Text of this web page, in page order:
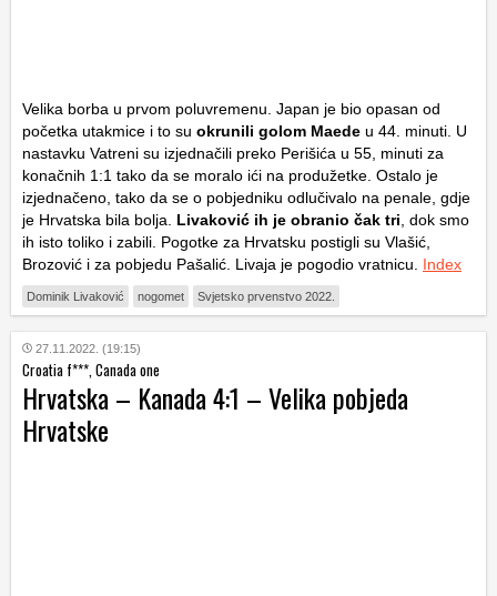
Velika borba u prvom poluvremenu. Japan je bio opasan od
početka utakmice i to su okrunili golom Maede u 44. minuti. U
nastavku Vatreni su izjednačili preko Perišića u 55, minuti za
konačnih 1:1 tako da se moralo ići na produžetke. Ostalo je
izjednačeno, tako da se o pobjedniku odlučivalo na penale, gdje
je Hrvatska bila bolja. Livaković ih je obranio čak tri, dok smo
ih isto toliko i zabili. Pogotke za Hrvatsku postigli su Vlašić,
Brozović i za pobjedu Pašalić. Livaja je pogodio vratnicu. Index
Dominik Livaković nogomet Svjetsko prvenstvo 2022.
27.11.2022. (19:15)
Croatia f***, Canada one
Hrvatska – Kanada 4:1 – Velika pobjeda
Hrvatske